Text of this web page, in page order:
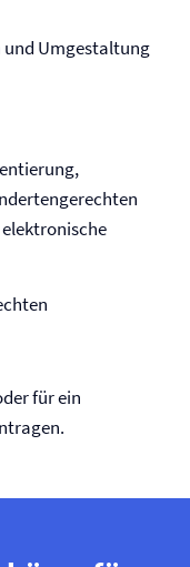
und Umgestaltung
für ein